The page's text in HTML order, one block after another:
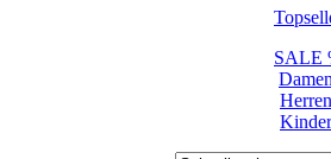
SALE